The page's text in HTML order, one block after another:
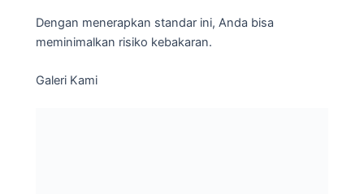
Dengan menerapkan standar ini, Anda bisa
meminimalkan risiko kebakaran.
Galeri Kami